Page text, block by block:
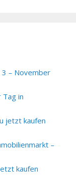
3 – November
Tag in
jetzt kaufen
–
kaufen